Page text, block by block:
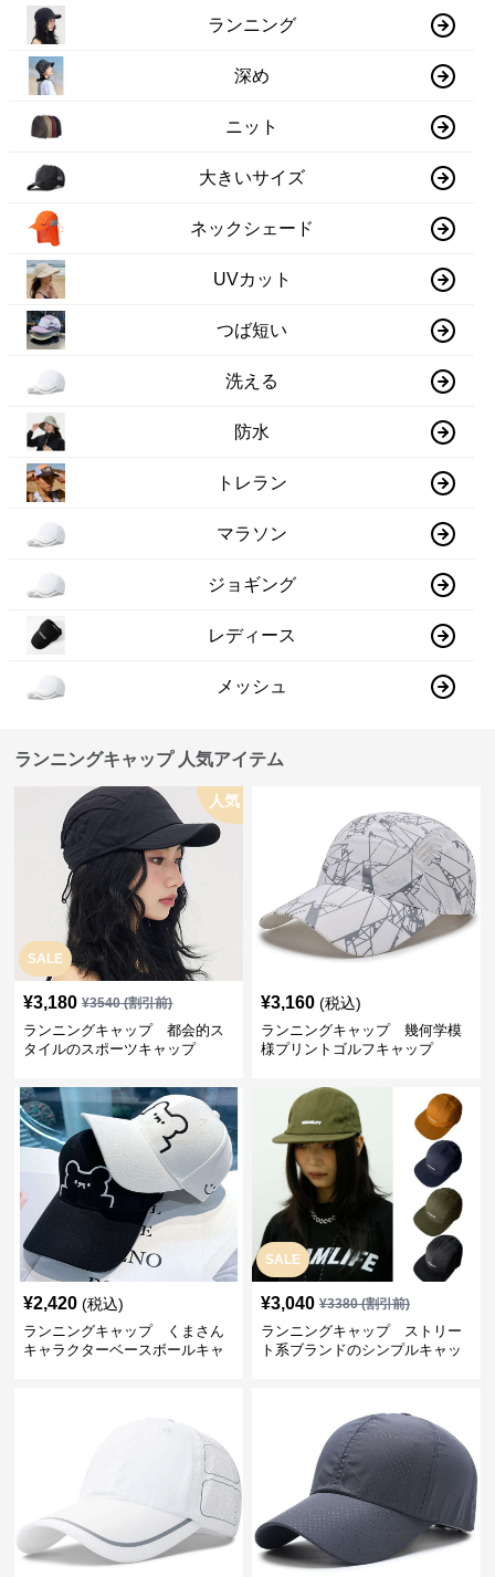
ランニング
深め
ニット
大きいサイズ
ネックシェード
UVカット
つば短い
洗える
防水
トレラン
マラソン
ジョギング
レディース
メッシュ
ランニングキャップ 人気アイテム
SALE
人気
¥3,180 ¥3540(割引前)
ランニングキャップ 都会的ス
タイルのスポーツキャップ
¥3,160 (税込)
ランニングキャップ 幾何学模
様プリントゴルフキャップ
¥2,420 (税込)
ランニングキャップ くまさん
キャラクターベースボールキャ
SALE
¥3,040 ¥3380(割引前)
ランニングキャップ ストリー
ト系ブランドのシンプルキャッ